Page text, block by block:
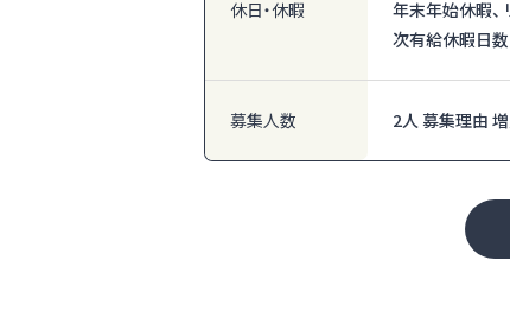
休日・休暇
年末年始休暇、
次有給休暇日
募集人数 2人 募集理由